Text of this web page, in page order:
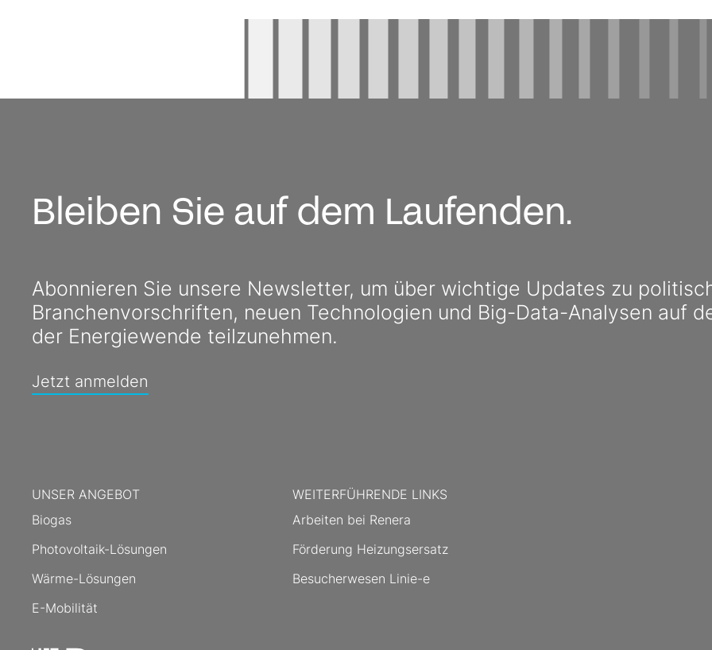
Bleiben Sie auf dem Laufenden.
Abonnieren Sie unsere Newsletter, um über wichtige Updates zu
Branchenvorschriften, neuen Technologien und Big-Data-Analysen auf
der Energiewende teilzunehmen.
Jetzt anmelden
UNSER ANGEBOT
Biogas
Photovoltaik-Lösungen
Wärme-Lösungen
E-Mobilität
WEITERFÜHRENDE LINKS
Arbeiten bei Renera
Förderung Heizungsersatz
Besucherwesen Linie-e